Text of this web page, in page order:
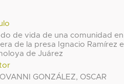
de vida de una comunidad
de la presa Ignacio Ramírez
de Juárez
GONZÁLEZ, OSCAR